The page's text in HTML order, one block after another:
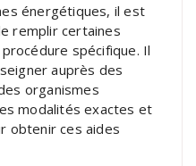
énergétiques, il est
remplir certaines
spécifique. Il
auprès des
organismes
modalités exactes et
obtenir ces aides